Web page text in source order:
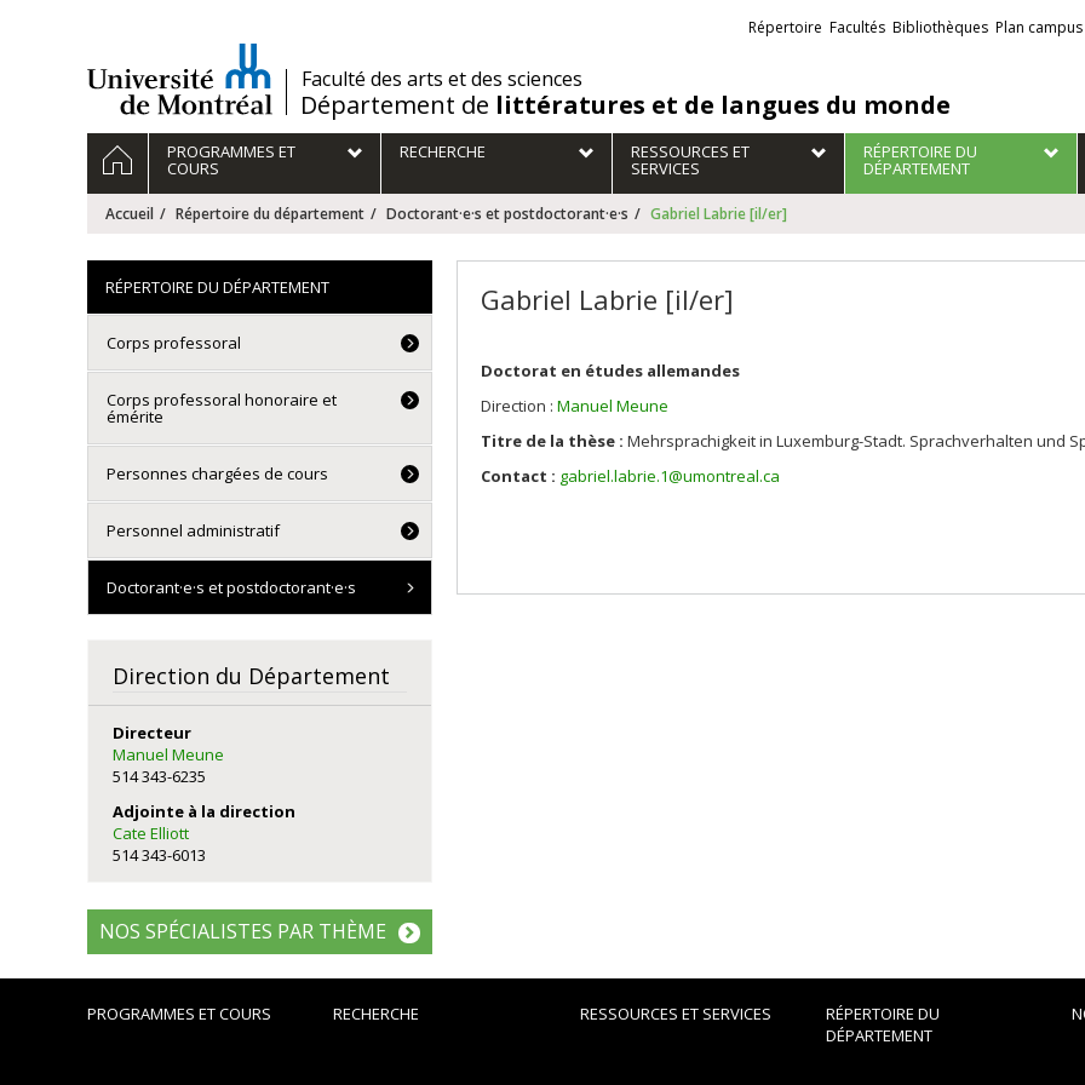
/Faculté des arts et des sciences
Département de littératures et de langues du monde
Liens
externes
Répertoire Facultés Bibliothèques Plan campus
Navigation
principale
ACCUEILPROGRAMMES ET
COURS
RECHERCHE RESSOURCES ET
SERVICES
RÉPERTOIRE DU
DÉPARTEMENT
Accueil Répertoire du département Doctorant·e·s et postdoctorant·e·s Gabriel Labrie [il/er]
Gabriel Labrie [il/er]
Doctorat en études allemandes
Direction : Manuel Meune
Titre de la thèse : Mehrsprachigkeitin Luxemburg-Stadt. Sprachverhalten und
Contact : gabriel.labrie.1@umontreal.ca
RÉPERTOIRE DU DÉPARTEMENT
Corps professoral
Corps professoral honoraire et
émérite
Personnes chargées de cours
Personnel administratif
Doctorant·e·s et postdoctorant·e·s
Direction du Département
Directeur
Manuel Meune
514 343-6235
Adjointe à la direction
Cate Elliott
514 343-6013
NOS SPÉCIALISTES PAR THÈME
PROGRAMMES ET COURS RECHERCHE RESSOURCES ET SERVICES
RÉPERTOIRE DU
DÉPARTEMENT